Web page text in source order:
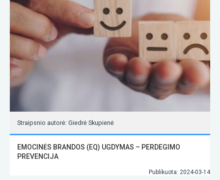
Straipsnio autorė: Giedrė Skupienė
EMOCINĖS BRANDOS (EQ) UGDYMAS – PERDEGIMO
PREVENCIJA
Publikuota: 2024-03-14